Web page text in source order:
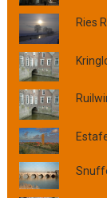
,
r
o
v
i
n
c
i
e
o
Ries